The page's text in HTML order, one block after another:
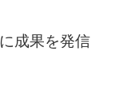
成果を発信